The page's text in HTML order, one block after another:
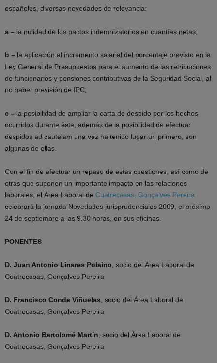
españoles, diversas novedades de relevancia:
a – la nulidad de los pactos indemnizatorios en cuantías netas;
b – la aplicación al incremento salarial del porcentaje previsto en la
Ley General de Presupuestos para el aumento de las retribuciones
de funcionarios y pensiones contributivas de la Seguridad Social, al
no haber previsión de IPC;
c – la posibilidad de ampliar la carta de despido por los hechos
ocurridos durante éste, además de la posibilidad de efectuar
despidos ad cautelam una vez ha tenido lugar un primero, son
algunas de ellas.
Con el fin de efectuar un repaso de estas cuestiones, así como de
otras que suponen un importante impacto en las relaciones
laborales, el Área Laboral de Cuatrecasas, Gonçalves Pereira
celebrará la jornada Novedades jurisprudenciales 2009, el próximo
24 de septiembre a las 9.30 horas, en sus oficinas.
PONENTES
D. Juan Antonio Linares Polaino , socio del Área Laboral de
Cuatrecasas, Gonçalves Pereira
D. Francisco Conde Viñuelas , socio del Área Laboral de
Cuatrecasas, Gonçalves Pereira
D. Antonio Bartolomé Martín , socio del Área Laboral de
Cuatrecasas, Gonçalves Pereira